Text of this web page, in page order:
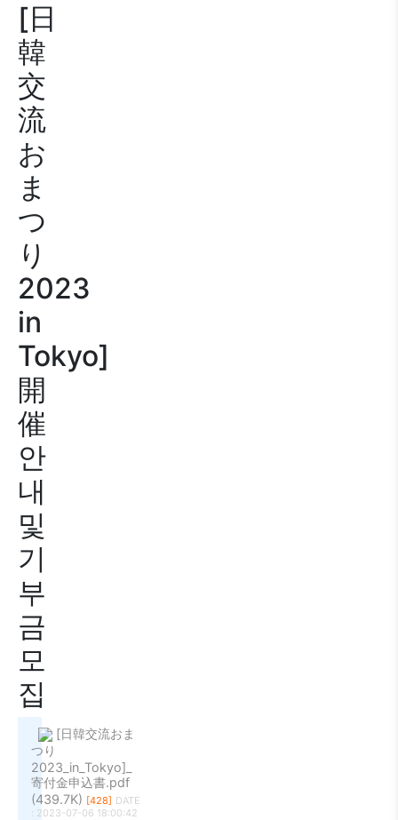
[日
韓
交
流
お
ま
つ
り
2023
in
Tokyo]
開
催
안
내
및
기
부
금
모
집
[日韓交流おま
つり
2023_in_Tokyo]_
寄付金申込書.pdf
(439.7K) [428] DATE
: 2023-07-06 18:00:42